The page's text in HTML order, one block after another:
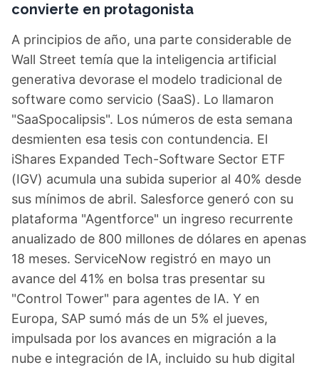
convierte en protagonista
A principios de año, una parte considerable de
Wall Street temía que la inteligencia artificial
generativa devorase el modelo tradicional de
software como servicio (SaaS). Lo llamaron
"SaaSpocalipsis". Los números de esta semana
desmienten esa tesis con contundencia. El
iShares Expanded Tech-Software Sector ETF
(IGV) acumula una subida superior al 40% desde
sus mínimos de abril. Salesforce generó con su
plataforma "Agentforce" un ingreso recurrente
anualizado de 800 millones de dólares en apenas
18 meses. ServiceNow registró en mayo un
avance del 41% en bolsa tras presentar su
"Control Tower" para agentes de IA. Y en
Europa, SAP sumó más de un 5% el jueves,
impulsada por los avances en migración a la
nube e integración de IA, incluido su hub digital